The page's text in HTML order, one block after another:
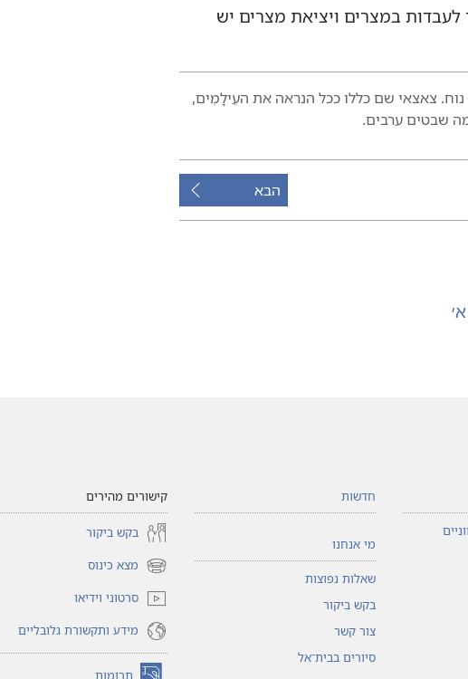
במצרים ויציאת מצרים יש
צאצאי שם כללו ככל הנראה את העֵילָמִים,‏
שבטים ערבים.‏
הבא
חדשות
מי אנחנו
שאלות נפוצות
בקש ביקור
צור קשר
סיורים בבית־אל
קישורים מהירים
בקש ביקור
מצא כינוס(פותח
חלון
חדש)
סרטוני וידיאו
מידע ותקשורת גלובליים
תרומות